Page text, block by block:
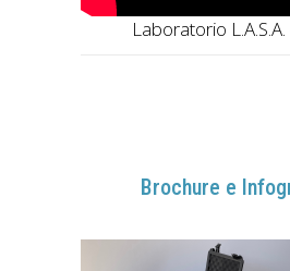
Laboratorio
Brochure e